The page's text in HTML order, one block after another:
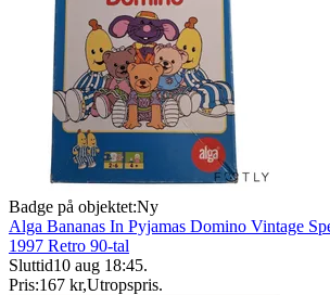
Badge på objektet:Ny
Alga Bananas In Pyjamas Domino Vintage
1997 Retro 90-tal
Sluttid10 aug 18:45.
Pris:167 kr,Utropspris.